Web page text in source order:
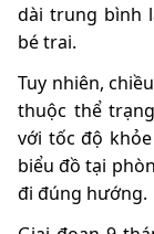
dài trung bình
bé trai.
Tuy nhiên,
thuộc thể
với tốc độ
biểu đồ tại
đi đúng hướng.